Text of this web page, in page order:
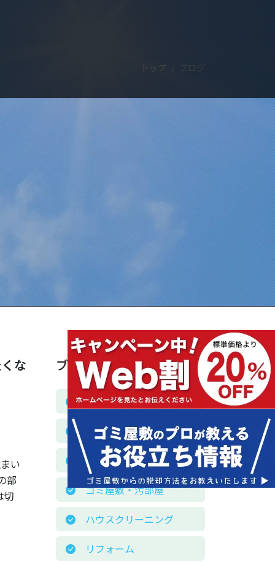
トップ ブログ
な
い
部
切
ブログカテゴリー
お客様の声
お役立ち情報
お知らせ
ゴミ屋敷・汚部屋
ハウスクリーニング
リフォーム